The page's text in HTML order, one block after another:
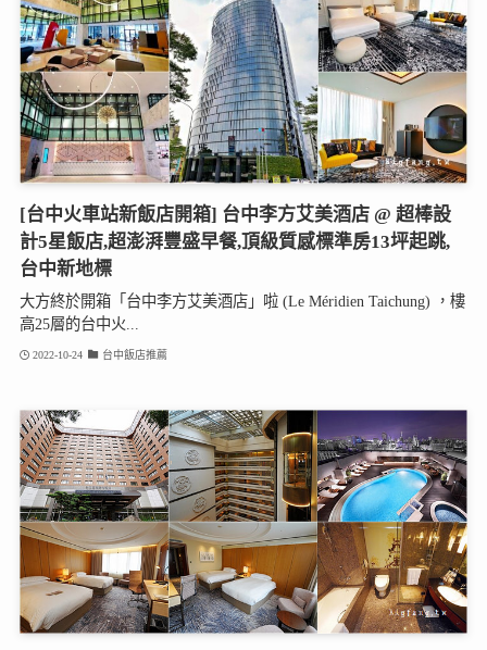
[台中火車站新飯店開箱] 台中李方艾美酒店 @ 超棒設
計5星飯店,超澎湃豐盛早餐,頂級質感標準房13坪起跳,
台中新地標
大方終於開箱「台中李方艾美酒店」啦 (Le Méridien Taichung) ，樓
高25層的台中火...
2022-10-24 台中飯店推薦